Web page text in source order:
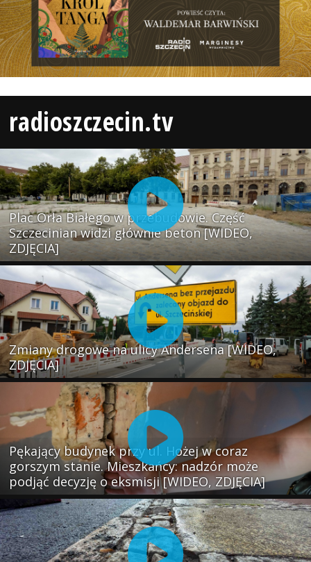
radioszczecin.tv
Plac Orła Białego w przebudowie. Część
Szczecinian widzi głównie beton [WIDEO,
ZDJĘCIA]
Zmiany drogowe na ulicy Andersena [WIDEO,
ZDJĘCIA]
Pękający budynek przy ul. Hożej w coraz
gorszym stanie. Mieszkańcy: nadzór może
podjąć decyzję o eksmisji [WIDEO, ZDJĘCIA]